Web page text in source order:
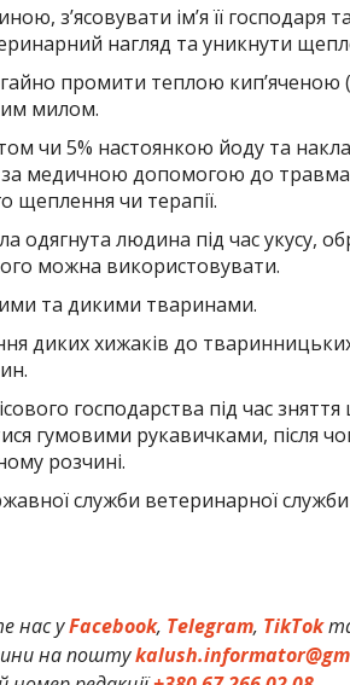
з’ясовувати ім’я її господаря
нагляд та уникнути
промити теплою
милом.
чи 5% настоянкою йоду та
за медичною допомогою до
щеплення чи терапії.
одягнута людина під час укусу,
можна використовувати.
та дикими тваринами.
диких хижаків до
господарства під час
гумовими рукавичками, після
розчині.
служби ветеринарної
нас уFacebook, Telegram, TikTok
на пошту